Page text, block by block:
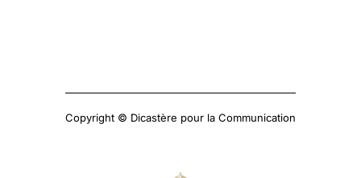
Copyright © Dicastère pour la Communication